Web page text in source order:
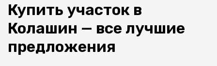
Купить участок в
Колашин — все лучшие
предложения